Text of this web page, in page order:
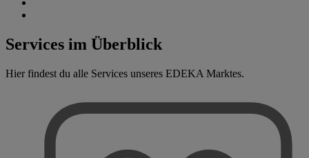
Services im Überblick
Hier findest du alle Services unseres EDEKA Marktes.